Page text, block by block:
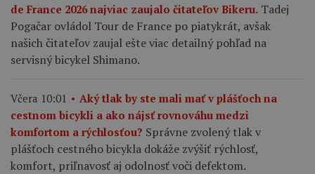
de France 2026 najviac zaujalo čitateľov Bikeru. Tadej
Pogačar ovládol Tour de France po piatykrát, avšak
našich čitateľov zaujal ešte viac detailný pohľad na
servisný bicykel Shimano.
Včera 10:01
Aký tlak by ste mali mať v plášťoch na
cestnom bicykli a ako nájsť rovnováhu medzi
komfortom a rýchlosťou? Správne zvolený tlak v
plášťoch cestného bicykla dokáže zvýšiť rýchlosť,
komfort, priľnavosť aj odolnosť voči defektom.